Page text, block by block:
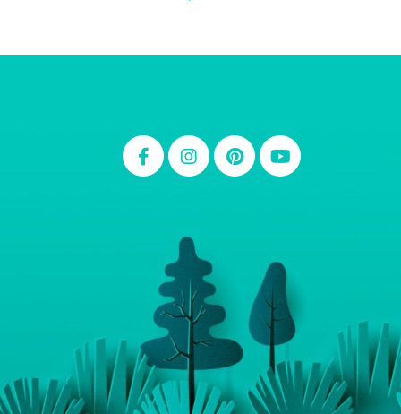
Carla Eschberger
Carol Pessoa
Ju Mirthes